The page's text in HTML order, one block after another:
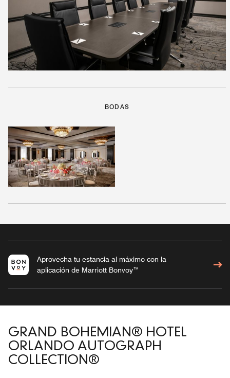
BODAS
Aprovecha tu estancia al máximo con la
aplicación de Marriott Bonvoy™
GRAND BOHEMIAN® HOTEL
ORLANDO AUTOGRAPH
COLLECTION®